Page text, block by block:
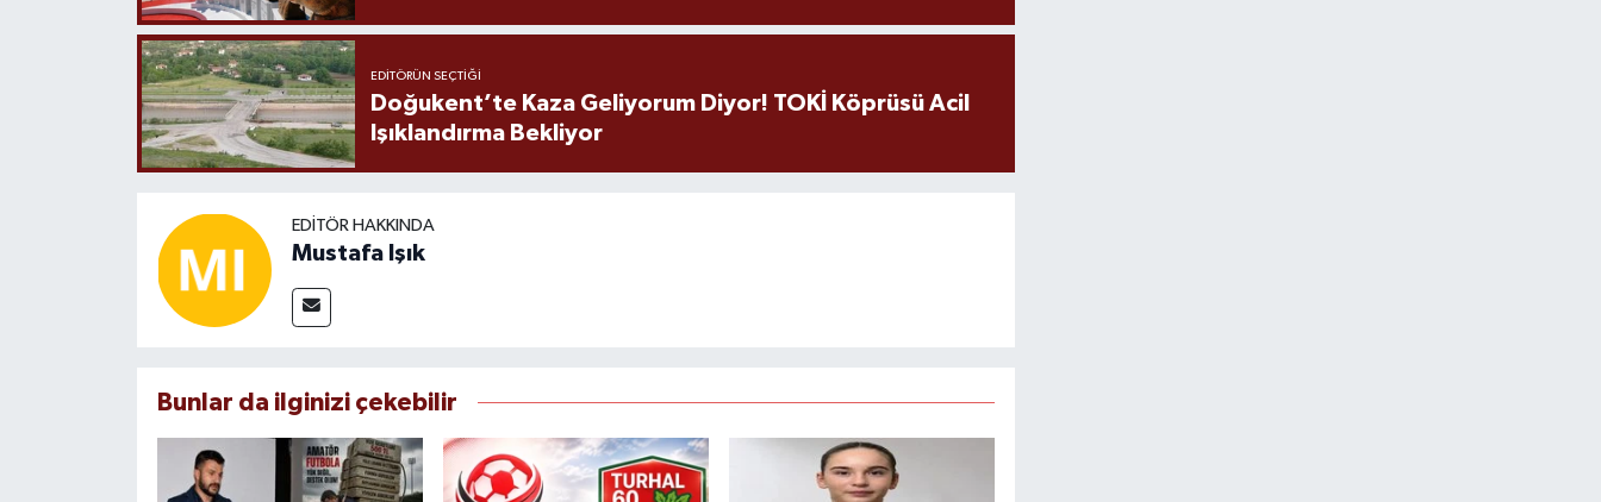
EDITÖRÜN SEÇTIĞI
Doğukent’te Kaza Geliyorum Diyor! TOKİ Köprüsü Acil
Işıklandırma Bekliyor
EDITÖR HAKKINDA
Mustafa Işık
Bunlar da ilginizi çekebilir